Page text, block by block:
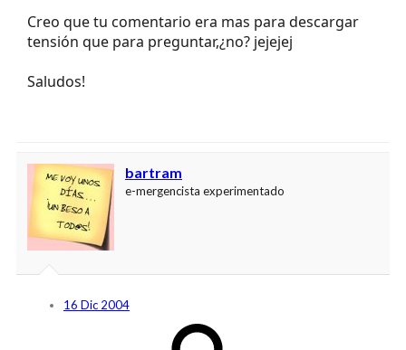
Creo que tu comentario era mas para descargar
tensión que para preguntar,¿no? jejejej
Saludos!
bartram
e-mergencista experimentado
16 Dic 2004